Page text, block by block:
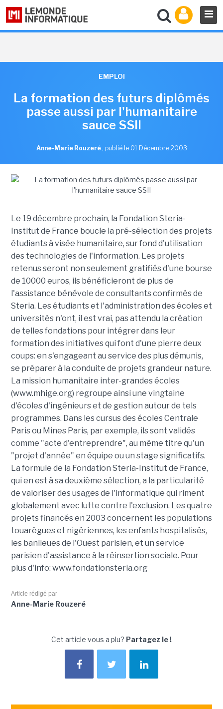
EMPLOI
La formation des futurs diplômés
passe aussi par l'humanitaire
sauce SSII
Anne-Marie Rouzeré , publié le 01 Décembre 2003
Le 19 décembre prochain, la Fondation Steria-
Institut de France boucle la pré-sélection des projets
étudiants à visée humanitaire, sur fond d'utilisation
des technologies de l'information. Les projets
retenus seront non seulement gratifiés d'une bourse
de 10000 euros, ils bénéficieront de plus de
l'assistance bénévole de consultants confirmés de
Steria. Les étudiants et l'administration des écoles et
universités n'ont, il est vrai, pas attendu la création
de telles fondations pour intégrer dans leur
formation des initiatives qui font d'une pierre deux
coups: en s'engageant au service des plus démunis,
se préparer à la conduite de projets grandeur nature.
La mission humanitaire inter-grandes écoles
(www.mhige.org) regroupe ainsi une vingtaine
d'écoles d'ingénieurs et de gestion autour de tels
programmes. Dans les cursus des écoles Centrale
Paris ou Mines Paris, par exemple, ils sont validés
comme "acte d'entreprendre", au même titre qu'un
"projet d'année" en équipe ou un stage significatifs.
La formule de la Fondation Steria-Institut de France,
qui en est à sa deuxième sélection, a la particularité
de valoriser des usages de l'informatique qui riment
globalement avec lutte contre l'exclusion. Les quatre
projets financés en 2003 concernent les populations
touarègues et nigériennes, les enfants hospitalisés,
les banlieues de l'Ouest parisien, et un service
parisien d'assistance à la réinsertion sociale. Pour
plus d'info: www.fondationsteria.org
Article rédigé par
Anne-Marie Rouzeré
Cet article vous a plu? Partagez le !